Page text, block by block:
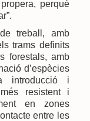
perquè
treball, amb
trams definits
forestals, amb
d’espècies
introducció i
resistent i
en zones
entre les